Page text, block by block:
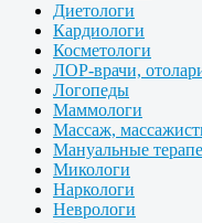
Диетологи
Кардиологи
Косметологи
ЛОР-врачи,
Логопеды
Маммологи
Массаж,
Мануальные
Микологи
Наркологи
Неврологи